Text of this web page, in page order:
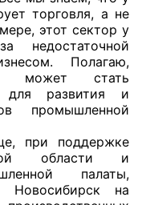
торговля, а не
этот сектор у
Полагаю,
может стать
для развития и
промышленной
поддержке
области и
палаты,
Новосибирск на